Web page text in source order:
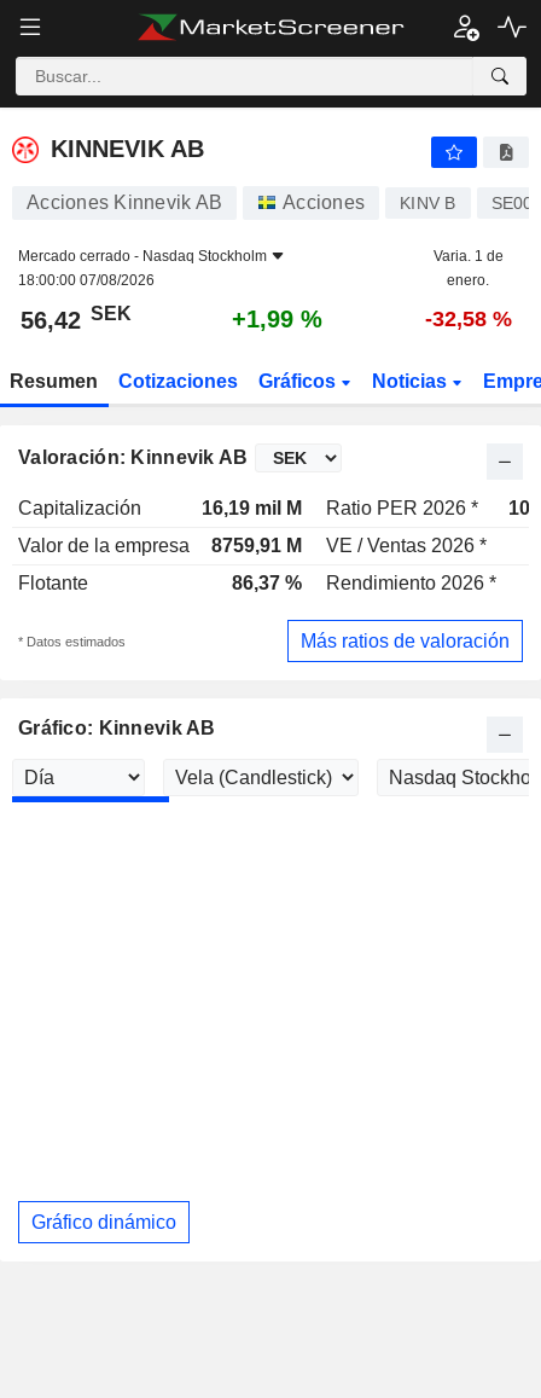
KINNEVIK AB
KINNEVIK AB
Acciones Kinnevik AB Acciones KINV B
Mercado cerrado - Nasdaq Stockholm
18:00:00 07/08/2026
Varia. 1 de
enero.
56,42 SEK +1,99 % -32,58 %
Resumen Cotizaciones Gráficos Noticias
Valoración: Kinnevik AB
Capitalización 16,19 mil M Ratio PER 2026 *
Valor de la empresa
8759,91 M
VE / Ventas 2026 *
Flotante
86,37 % Rendimiento 2026 *
* Datos estimados Más ratios de valoración
Gráfico: Kinnevik AB
Gráfico dinámico